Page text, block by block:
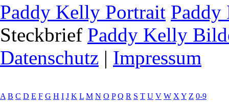
Paddy Kelly Portrait
Steckbrief Paddy Kelly
Datenschutz | Impressum
A B C D E F G H I J K L M N O P Q R S T U V W X Y Z 0-9